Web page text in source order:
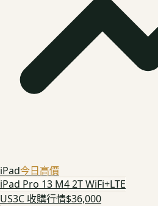
iPad今日高價
iPad Pro 13 M4 2T WiFi+LTE
US3C 收購行情$36,000